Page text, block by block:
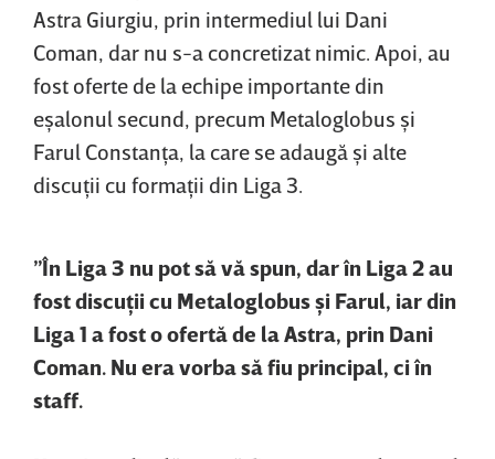
Astra Giurgiu, prin intermediul lui Dani
Coman, dar nu s-a concretizat nimic. Apoi, au
fost oferte de la echipe importante din
eşalonul secund, precum Metaloglobus şi
Farul Constanţa, la care se adaugă şi alte
discuţii cu formaţii din Liga 3.
”În Liga 3 nu pot să vă spun, dar în Liga 2 au
fost discuţii cu Metaloglobus şi Farul, iar din
Liga 1 a fost o ofertă de la Astra, prin Dani
Coman. Nu era vorba să fiu principal, ci în
staff.